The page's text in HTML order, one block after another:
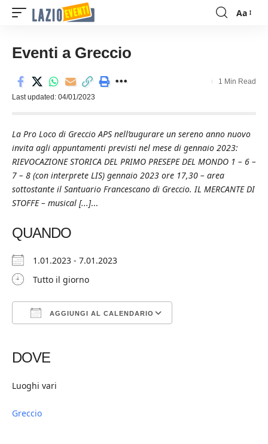
Font
Aa
Eventi a Greccio
Last updated: 04/01/2023
1 Min Read
La Pro Loco di Greccio APS nell’augurare un sereno anno nuovo
invita agli appuntamenti previsti nel mese di gennaio 2023:
RIEVOCAZIONE STORICA DEL PRIMO PRESEPE DEL MONDO 1 – 6 –
7 – 8 (con interprete LIS) gennaio 2023 ore 17,30 – area
sottostante il Santuario Francescano di Greccio. IL MERCANTE DI
STOFFE – musical [...]...
QUANDO
1.01.2023 - 7.01.2023
Tutto il giorno
AGGIUNGI AL CALENDARIO
DOVE
Luoghi vari
Greccio